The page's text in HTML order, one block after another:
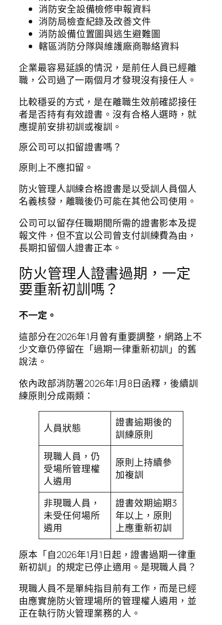
消防安全設備檢修申報資料
消防局檢查紀錄及改善文件
消防設備位置圖與逃生避難圖
轄區消防分隊與維護廠商聯絡資料
企業最容易延誤的情況，是前任人員已經離
職，公司過了一兩個月才發現沒有接任人。
比較穩妥的方式，是在離職生效前確認接任
者是否持有有效證書。沒有合格人選時，就
應提前安排初訓或複訓。
原公司可以扣留證書嗎？
原則上不應扣留。
防火管理人訓練合格證書是以受訓人員個人
名義核發，離職後仍可能在其他公司使用。
公司可以留存任職期間所需的證書影本及提
報文件，但不宜以公司曾支付訓練費為由，
長期扣留個人證書正本。
防火管理人證書過期，一定
要重新初訓嗎？
不一定。
這部分在2026年1月曾有重要調整，網路上不
少文章仍停留在「過期一律重新初訓」的舊
說法。
依內政部消防署2026年1月8日函釋，後續訓
練原則分成兩類：
人員狀態
證書逾期後的
訓練原則
現職人員，仍
受場所管理權
人遴用
原則上持續參
加複訓
非現職人員，
未受任何場所
遴用
證書效期逾期3
年以上，原則
上應重新初訓
原本「自2026年1月1日起，證書過期一律重
新初訓」的規定已停止適用。是現職人員？
現職人員不是單純指目前有工作，而是已經
由應實施防火管理場所的管理權人遴用，並
正在執行防火管理業務的人。